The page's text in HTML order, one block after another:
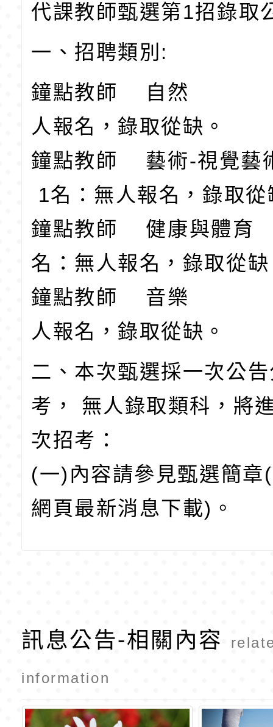
代課教師甄選第1招錄取
一、招聘類別:
鐘點教師 自然 1
人報名，錄取從缺。
鐘點教師 藝術-視覺
1名：無人報名，錄取從
鐘點教師 健康與
名：無人報名，錄取從
鐘點教師 音樂 2
人報名，錄取從缺。
二、本次甄選採一次公
考， 無人錄取類科，將
次招考：
(一)內容請參見甄選簡章
網頁最新消息下載)。
訊息公告-相關內容
information